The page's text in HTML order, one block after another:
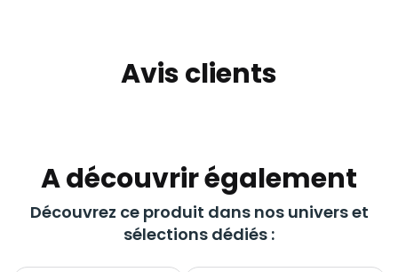
Avis clients
A découvrir également
Découvrez ce produit dans nos univers et
sélections dédiés :